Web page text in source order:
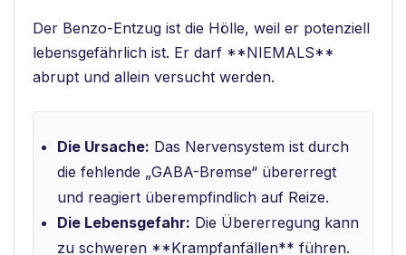
Der Benzo-Entzug ist die Hölle, weil er potenziell
lebensgefährlich ist. Er darf **NIEMALS**
abrupt und allein versucht werden.
Die Ursache: Das Nervensystem ist durch
die fehlende „GABA-Bremse“ übererregt
und reagiert überempfindlich auf Reize.
Die Lebensgefahr: Die Übererregung kann
zu schweren **Krampfanfällen** führen.